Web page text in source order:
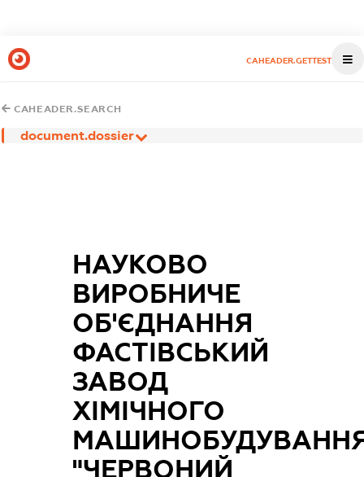
CAHEADER.GETTEST
CAHEADER.SEARCH
document.dossier
НАУКОВО
ВИРОБНИЧЕ
ОБ'ЄДНАННЯ
ФАСТІВСЬКИЙ
ЗАВОД
ХІМІЧНОГО
"ЧЕРВОНИЙ